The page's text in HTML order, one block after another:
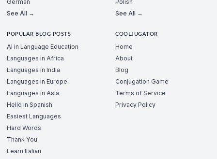
German
See All →
Polish
See All →
POPULAR BLOG POSTS
AI in Language Education
Languages in Africa
Languages in India
Languages in Europe
Languages in Asia
Hello in Spanish
Easiest Languages
Hard Words
Thank You
Learn Italian
COOLJUGATOR
Home
About
Blog
Conjugation Game
Terms of Service
Privacy Policy